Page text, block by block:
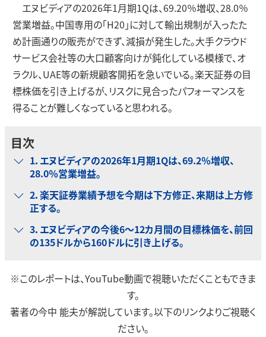
エヌビディアの2026年1月期1Qは、69.20％増収、28.0％
営業増益。中国専用の「H20」に対して輸出規制が入ったた
め計画通りの販売ができず、減損が発生した。大手クラウド
サービス会社等の大口顧客向けが鈍化している模様で、オ
ラクル、UAE等の新規顧客開拓を急いでいる。楽天証券の目
標株価を引き上げるが、リスクに見合ったパフォーマンスを
得ることが難しくなっていると思われる。
目次
1．エヌビディアの2026年1月期1Qは、69.2％増収、
28.0％営業増益。
2．楽天証券業績予想を今期は下方修正、来期は上方修
正する。
3．エヌビディアの今後6～12カ月間の目標株価を、前回
の135ドルから160ドルに引き上げる。
※このレポートは、YouTube動画で視聴いただくこともできま
す。
著者の今中 能夫が解説しています。以下のリンクよりご視聴く
ださい。